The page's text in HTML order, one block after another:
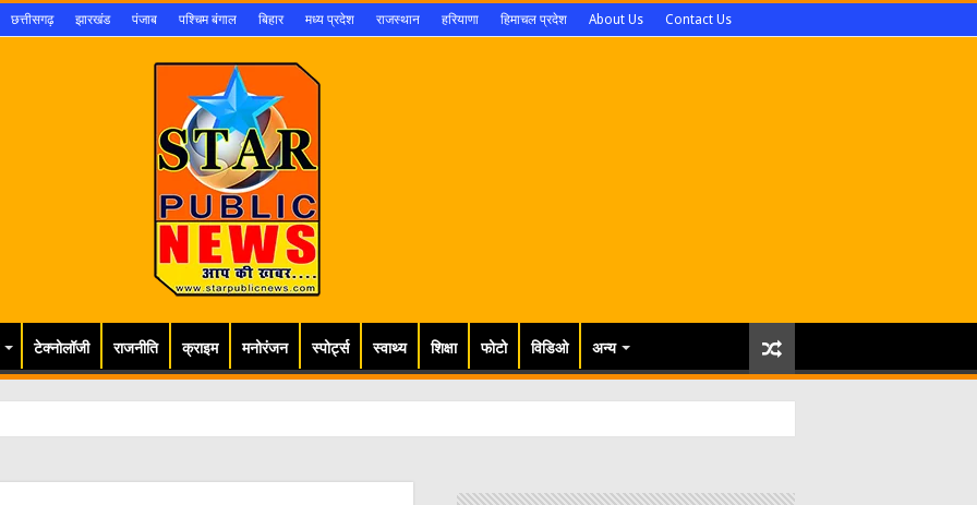
छत्तीसगढ़ झारखंड पंजाब पश्चिम बंगाल बिहार मध्य प्रदेश राजस्थान हरियाणा हिमाचल प्रदेश About Us Contact Us
टेक्नोलॉजी राजनीति क्राइम मनोरंजन स्पोर्ट्स स्वाथ्य शिक्षा फोटो विडिओ अन्य